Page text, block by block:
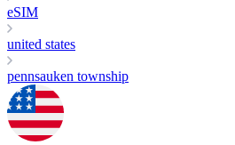
eSIM
united states
pennsauken township